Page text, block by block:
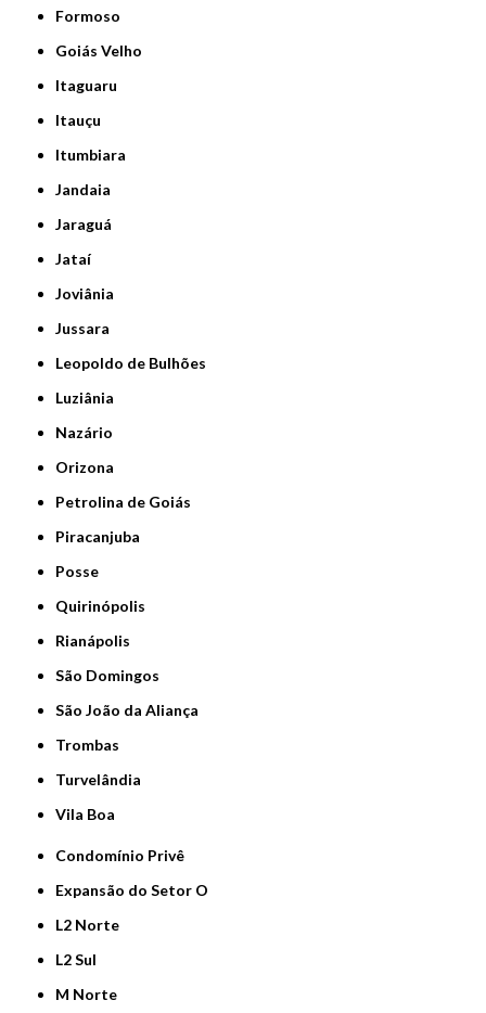
Formoso
Goiás Velho
Itaguaru
Itauçu
Itumbiara
Jandaia
Jaraguá
Jataí
Joviânia
Jussara
Leopoldo de Bulhões
Luziânia
Nazário
Orizona
Petrolina de Goiás
Piracanjuba
Posse
Quirinópolis
Rianápolis
São Domingos
São João da Aliança
Trombas
Turvelândia
Vila Boa
Condomínio Privê
Expansão do Setor O
L2 Norte
L2 Sul
M Norte